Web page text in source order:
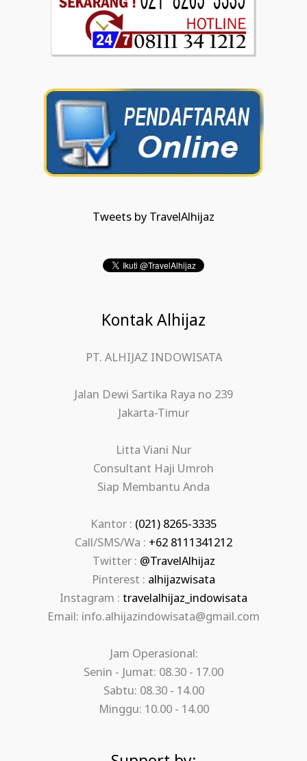
Tweets by TravelAlhijaz
Kontak Alhijaz
PT. ALHIJAZ INDOWISATA
Jalan Dewi Sartika Raya no 239
Jakarta-Timur
Litta Viani Nur
Consultant Haji Umroh
Siap Membantu Anda
Kantor : (021) 8265-3335
Call/SMS/Wa : +62 8111341212
Twitter : @TravelAlhijaz
Pinterest : alhijazwisata
Instagram : travelalhijaz_indowisata
Email: info.alhijazindowisata@gmail.com
Jam Operasional:
Senin - Jumat: 08.30 - 17.00
Sabtu: 08.30 - 14.00
Minggu: 10.00 - 14.00